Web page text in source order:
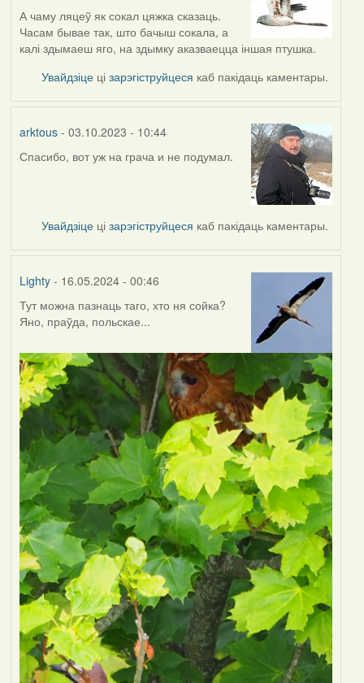
А чаму ляцеў як сокал цяжка сказаць.
Часам бывае так, што бачыш сокала, а
калі здымаеш яго, на здымку аказваецца іншая птушка.
Увайдзіце цізарэгіструйцеся каб пакідаць каментары.
arktous- 03.10.2023 - 10:44
Спасибо, вот уж на грача и не подумал.
Увайдзіце цізарэгіструйцеся каб пакідаць каментары.
Lighty- 16.05.2024 - 00:46
Тут можна пазнаць таго, хто ня сойка?
Яно, праўда, польскае...